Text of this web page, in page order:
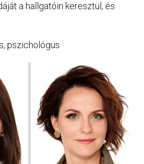
a hallgatóin keresztül, és
pszichológus